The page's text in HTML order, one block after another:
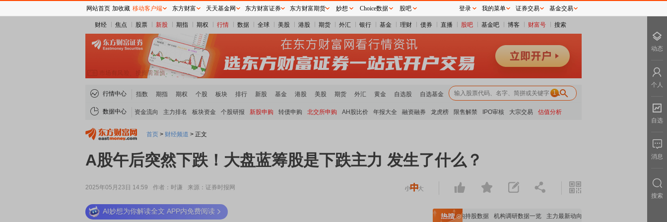
财经 焦点 股票 新股 期指 期权 行情 数据 全球 美股 港股 期货 外汇 银行 基金 理财 债券 直播 股吧 基金吧 博客 财富号 搜索
行情中心 指数 期指 期权 个股 板块 排行 新股 基金 港股 美股 期货 外汇 黄金 自选股 自选基金 1
数据中心 资金流向 主力排名 板块资金 个股研报 新股申购 转债申购 北交所申购 AH股比价 年报大全 融资融券 龙虎榜 限售解禁 IPO审核 大宗交易 估值分析
首页 > 财经频道 > 正文
A股午后突然下跌！大盘蓝筹股是下跌主力 发生了什么？
2025年05月23日 14:59 作者：时谦 来源：证券时报网
AI妙想为你解读全文 APP内免费阅读
稀土板块领涨 重要机构持股数据 机构调研数据一览 主力最新动向 上市公司限售股解禁一览
网站首页 加收藏 移动客户端 东方财富 天天基金网 东方财富证券 东方财富期货 妙想 Choice数据 股吧 登录 我的菜单 证券交易 基金交易
动态
个人
自选
消息
搜索